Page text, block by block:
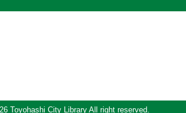
Toyohashi City Library All right reserved.